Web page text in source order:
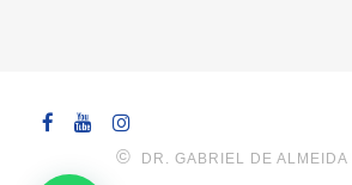
©
DR. GABRIEL DE